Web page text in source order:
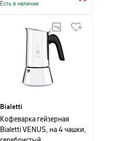
Есть в наличии
Bialetti
Кофеварка гейзерная
Bialetti VENUS, на 4 чашки,